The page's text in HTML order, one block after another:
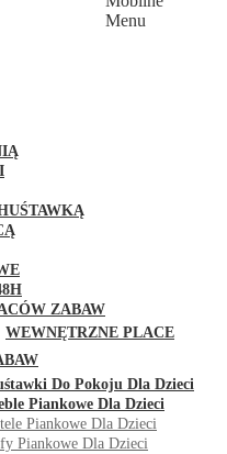
ZABAW
Menu
WEWNĘTRZNE PLACE
Do Pokoju Dla Dzieci
Piankowe Dla Dzieci
Piankowe Dla Dzieci
Piankowe Dla Dzieci